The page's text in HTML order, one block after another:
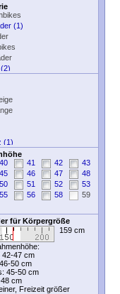
(1)
(1)
(2)
40 41 42
43
45 46 47
48
50 51 52
53
55 56 58
59
für Körpergröße
159 cm
42-47 cm
46-50 cm
45-50 cm
cm
Freizeit größer